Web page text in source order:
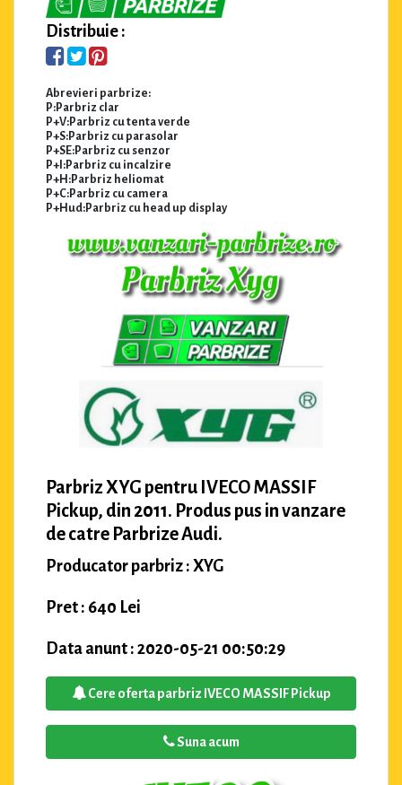
Distribuie :
Abrevieri parbrize:
P:Parbriz clar
P+V:Parbriz cu tenta verde
P+S:Parbriz cu parasolar
P+SE:Parbriz cu senzor
P+I:Parbriz cu incalzire
P+H:Parbriz heliomat
P+C:Parbriz cu camera
P+Hud:Parbriz cu head up display
Parbriz XYG pentru IVECO MASSIF
Pickup, din 2011. Produs pus in vanzare
de catre Parbrize Audi.
Producator parbriz : XYG
Pret : 640 Lei
Data anunt : 2020-05-21 00:50:29
Cere oferta parbriz IVECO MASSIF Pickup
Suna acum